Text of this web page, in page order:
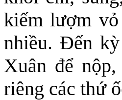
kiếm lượm
nhiều. Đến
Xuân để
riêng các thứ